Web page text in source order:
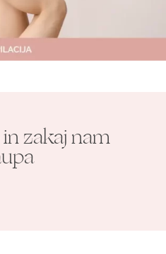
zakaj nam